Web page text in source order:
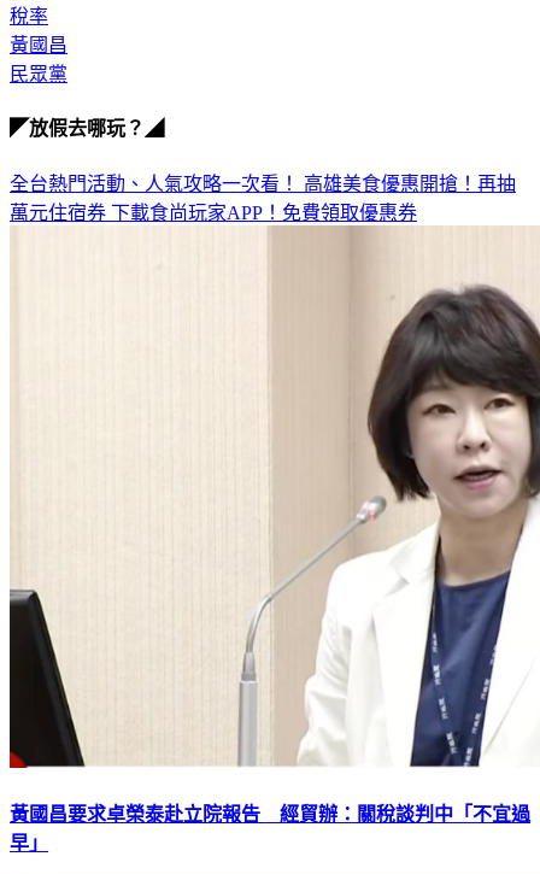
稅率
黃國昌
民眾黨
◤放假去哪玩？◢
全台熱門活動、人氣攻略一次看！ 高雄美食優惠開搶！再抽
萬元住宿券 下載食尚玩家APP！免費領取優惠券
黃國昌要求卓榮泰赴立院報告 經貿辦：關稅談判中「不宜過
早」